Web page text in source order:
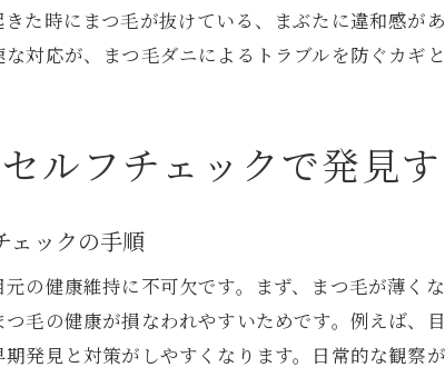
抗菌目薬がまつ毛ダニ予防に役
クレンジングでまつ毛ダニ対策を
アイボンや抗菌目薬でまつ毛ダ
まつ毛ダニを放置しないための早期発
まつ毛ダニ早期発見のためのセ
まつ毛ダニを見逃さないための
まつ毛ダニ放置リスクと早期対
た時にまつ毛が抜けている、まぶたに違和感が
対応が、まつ毛ダニによるトラブルを防ぐカギと
ルフチェックで発見
ェックの手順
の健康維持に不可欠です。まず、まつ毛が薄
毛の健康が損なわれやすいためです。例えば、
発見と対策がしやすくなります。日常的な観察